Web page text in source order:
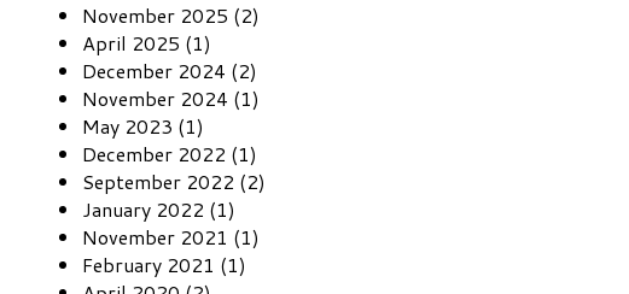
November 2025 (2)
April 2025 (1)
December 2024 (2)
November 2024 (1)
May 2023 (1)
December 2022 (1)
September 2022 (2)
January 2022 (1)
November 2021 (1)
February 2021 (1)